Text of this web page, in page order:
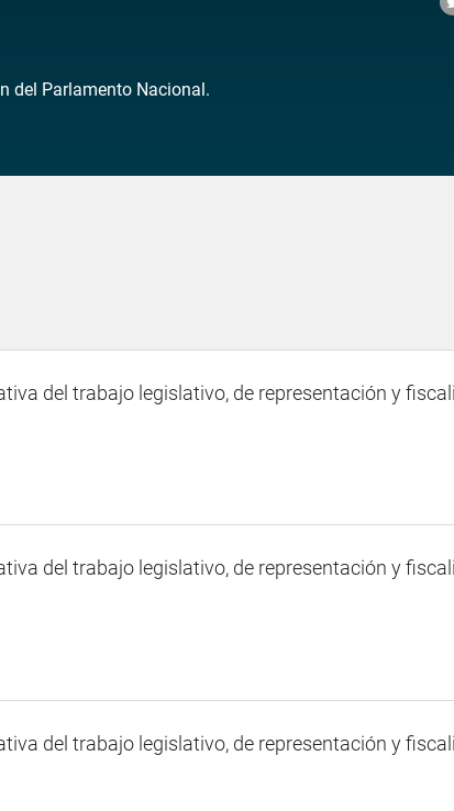
del Parlamento Nacional.
del trabajo legislativo, de representación y
del trabajo legislativo, de representación y
del trabajo legislativo, de representación y